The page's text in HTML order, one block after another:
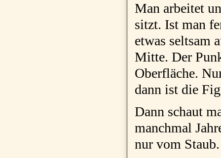
Man arbeitet
sitzt. Ist man
etwas seltsam
Mitte. Der
Oberfläche.
dann ist die
Dann schaut
manchmal
nur vom